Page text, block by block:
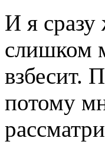
И я сразу
слишком
взбесит.
потому